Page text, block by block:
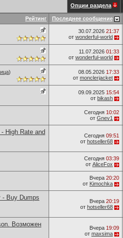
Опции раздела
Рейтинг Последнее сообщение
30.07.2026 21:37
от wonderful-world
11.07.2026 01:33
от wonderful-world
)
08.05.2026 17:33
от monclerjacket
09.09.2025 15:54
от bikash
Сегодня 10:02
от Gnev1
High Rate and
Сегодня 09:51
от hotseller68
Сегодня 03:39
от AliceFox
Вчера 20:20
от Kimochka
- Buy Dumps
Вчера 20:19
от hotseller68
Возможен
Вчера 19:09
от maxsima